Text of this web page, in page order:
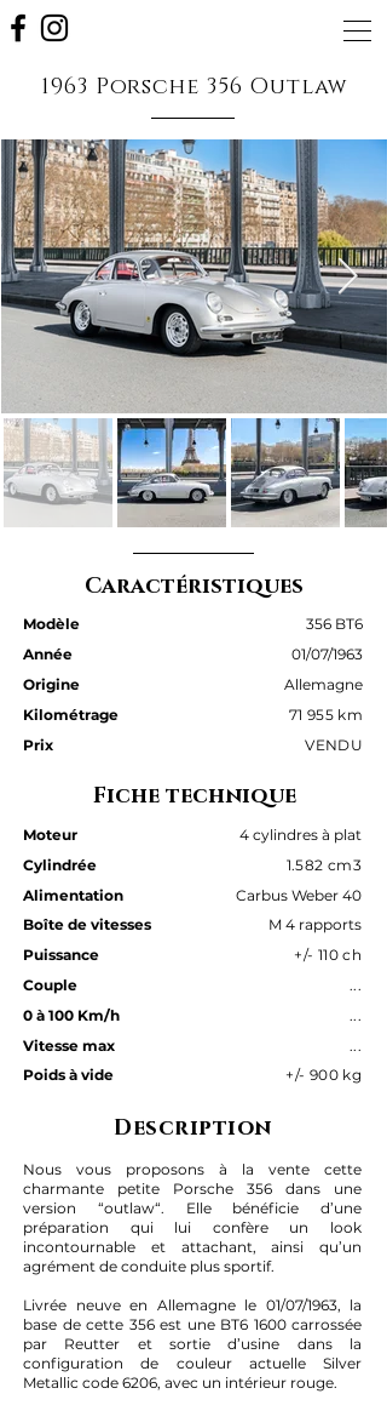
1963 Porsche 356 Outlaw
Caractéristiques
Modèle
Année
Origine
Kilométrage
Prix
356 BT6
01/07/1963
Allemagne
71 955 km
VENDU
Fiche technique
Moteur
4 cylindres à plat
Cylindrée
1.582 cm3
Alimentation
Carbus Weber 40
Boîte de vitesses
M 4 rapports
Puissance
+/- 110 ch
Couple
...
0 à 100 Km/h
Vitesse max
Poids à vide
...
...
+/- 900 kg
Description
Nous vous proposons à la vente cette
charmante petite Porsche 356 dans une
version “outlaw“. Elle bénéficie d’une
préparation qui lui confère un look
incontournable et attachant, ainsi qu’un
agrément de conduite plus sportif.
Livrée neuve en Allemagne le 01/07/1963, la
base de cette 356 est une BT6 1600 carrossée
par Reutter et sortie d’usine dans la
configuration de couleur actuelle Silver
Metallic code 6206, avec un intérieur rouge.